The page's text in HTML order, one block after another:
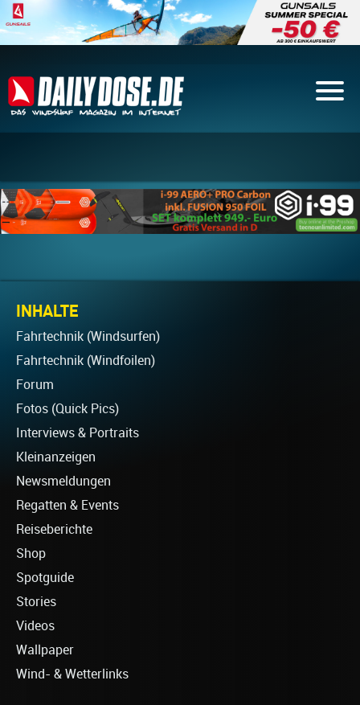
INHALTE
Fahrtechnik (Windsurfen)
Fahrtechnik (Windfoilen)
Forum
Fotos (Quick Pics)
Interviews & Portraits
Kleinanzeigen
Newsmeldungen
Regatten & Events
Reiseberichte
Shop
Spotguide
Stories
Videos
Wallpaper
Wind- & Wetterlinks